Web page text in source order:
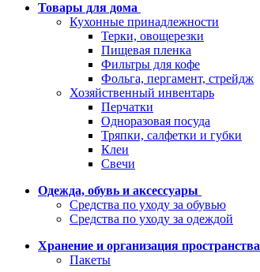
Товары для дома
Кухонные принадлежности
Терки, овощерезки
Пищевая пленка
Фильтры для кофе
Фольга, пергамент, стрейдж
Хозяйственный инвентарь
Перчатки
Одноразовая посуда
Тряпки, салфетки и губки
Клеи
Свечи
Одежда, обувь и аксессуары
Средства по уходу за обувью
Средства по уходу за одеждой
Хранение и организация пространства
Пакеты